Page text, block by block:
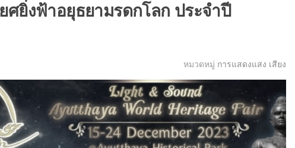
ศยิ่งฟ้าอยุธยามรดกโลก ประจำปี
หมวดหมู่ การแสดงแสง เสียง